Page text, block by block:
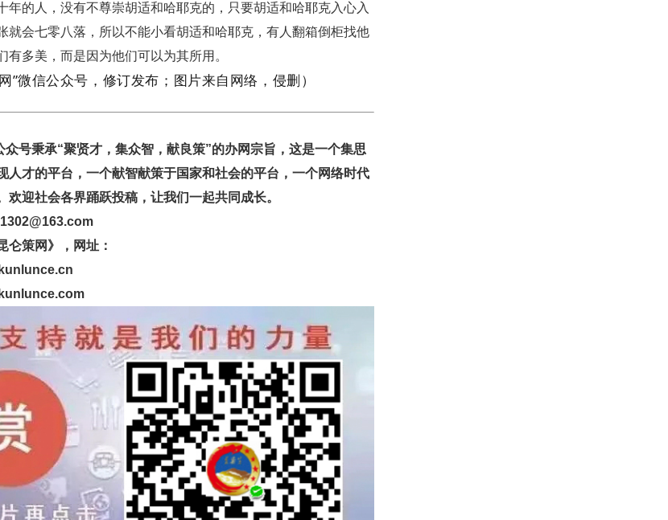
年的人，没有不尊崇胡适和哈耶克的，只要胡适和哈耶克入心入
就会七零八落，所以不能小看胡适和哈耶克，有人翻箱倒柜找他
有多美，而是因为他们可以为其所用。
”微信公众号，修订发布；图片来自网络，侵删）
号秉承“聚贤才，集众智，献良策”的办网宗旨，这是一个集思
人才的平台，一个献智献策于国家和社会的平台，一个网络时代
欢迎社会各界踊跃投稿，让我们一起共同成长。
策网》，网址：